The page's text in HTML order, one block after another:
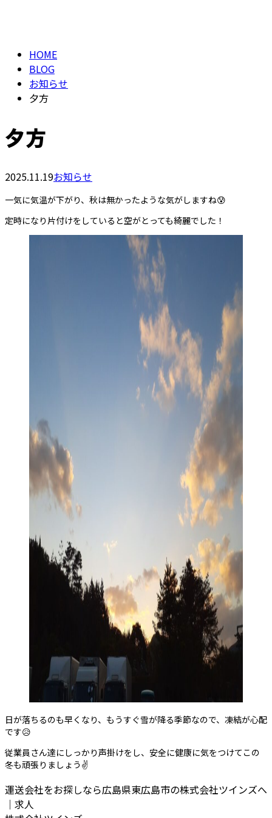
HOME
BLOG
お知らせ
夕方
夕方
2025.11.19お知らせ
一気に気温が下がり、秋は無かったような気がしますね😰
定時になり片付けをしていると空がとっても綺麗でした！
日が落ちるのも早くなり、もうすぐ雪が降る季節なので、凍結が心配
です😥
従業員さん達にしっかり声掛けをし、安全に健康に気をつけてこの
冬も頑張りましょう✌️
運送会社をお探しなら広島県東広島市の株式会社ツインズへ
｜求人